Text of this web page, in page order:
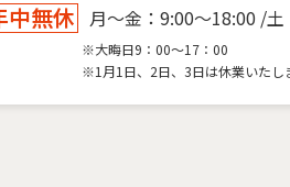
中無休 月～金：9:00～18:00 /土
※大晦日9：00～17：00
※1月1日、2日、3日は休業いたし